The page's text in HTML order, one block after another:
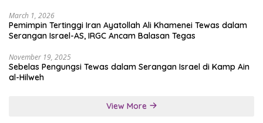
March 1, 2026
Pemimpin Tertinggi Iran Ayatollah Ali Khamenei Tewas dalam
Serangan Israel-AS, IRGC Ancam Balasan Tegas
November 19, 2025
Sebelas Pengungsi Tewas dalam Serangan Israel di Kamp Ain
al-Hilweh
View More